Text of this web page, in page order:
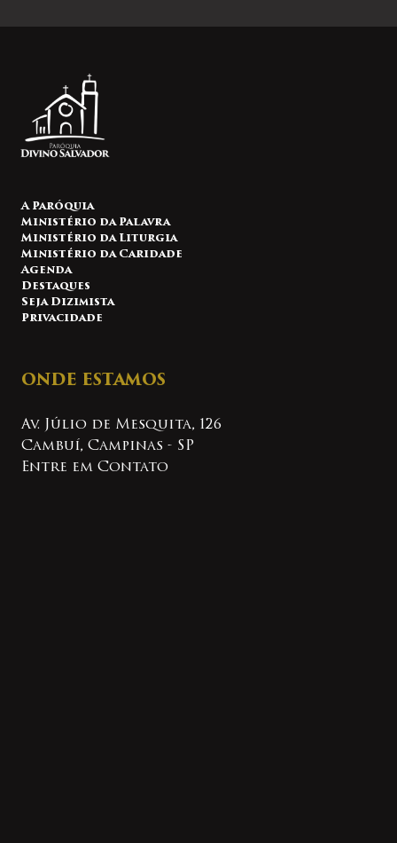
A Paróquia
Ministério da Palavra
Ministério da Liturgia
Ministério da Caridade
Agenda
Destaques
Seja Dizimista
Privacidade
ONDE ESTAMOS
Av. Júlio de Mesquita, 126
Cambuí, Campinas - SP
Entre em Contato